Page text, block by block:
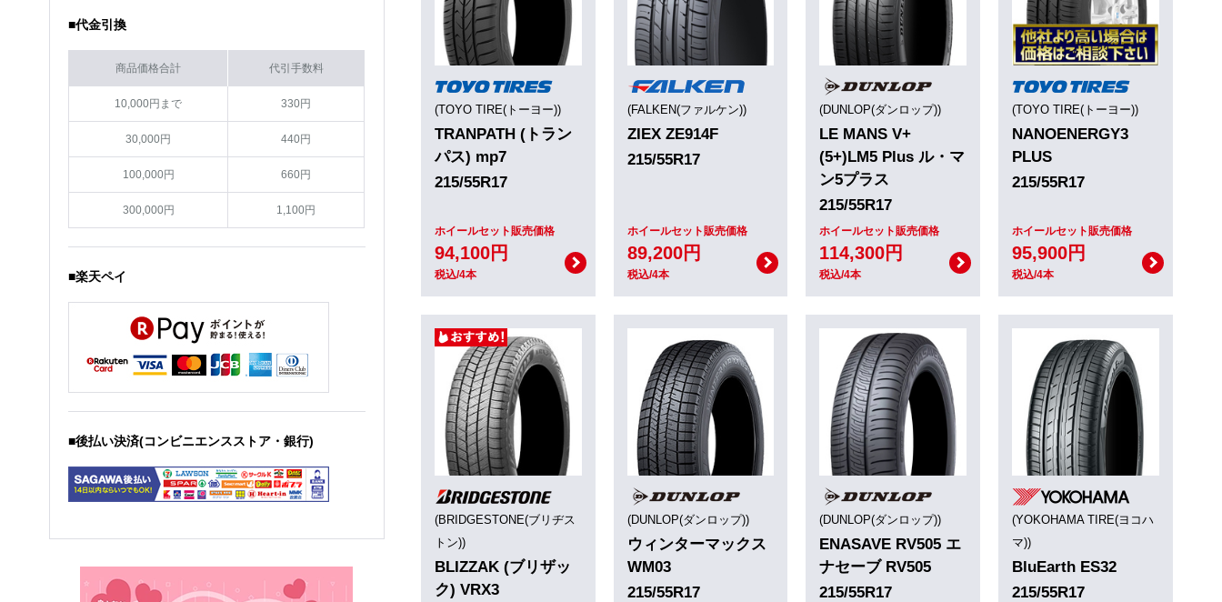
■代金引換
商品価格合計 代引手数料
10,000円まで 330円
30,000円 440円
100,000円 660円
300,000円 1,100円
■楽天ペイ
■後払い決済(コンビニエンスストア・銀行)
(TOYO TIRE(トーヨー))
TRANPATH (トラン
パス) mp7
215/55R17
ホイールセット販売価格
94,100円
税込/4本
(FALKEN(ファルケン))
ZIEX ZE914F
215/55R17
ホイールセット販売価格
89,200円
税込/4本
(DUNLOP(ダンロップ))
LE MANS V+
(5+)LM5 Plus ル・マ
ン5プラス
215/55R17
ホイールセット販売価格
114,300円
税込/4本
(TOYO TIRE(トーヨー))
NANOENERGY3
PLUS
215/55R17
ホイールセット販売価格
95,900円
税込/4本
(BRIDGESTONE(ブリヂス
トン))
BLIZZAK (ブリザッ
ク) VRX3
(DUNLOP(ダンロップ))
ウィンターマックス
WM03
215/55R17
(DUNLOP(ダンロップ))
ENASAVE RV505 エ
ナセーブ RV505
215/55R17
(YOKOHAMA TIRE(ヨコハ
マ))
BluEarth ES32
215/55R17